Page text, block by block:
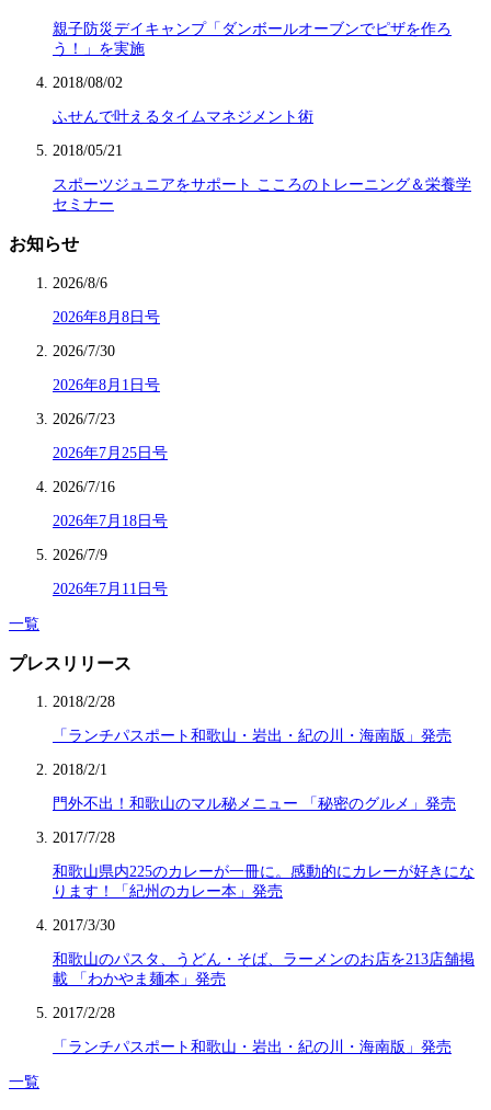
親子防災デイキャンプ「ダンボールオーブンでピザを作ろ
う！」を実施
2018/08/02
ふせんで叶えるタイムマネジメント術
2018/05/21
スポーツジュニアをサポート こころのトレーニング＆栄養学
セミナー
お知らせ
2026/8/6
2026年8月8日号
2026/7/30
2026年8月1日号
2026/7/23
2026年7月25日号
2026/7/16
2026年7月18日号
2026/7/9
2026年7月11日号
一覧
プレスリリース
2018/2/28
「ランチパスポート和歌山・岩出・紀の川・海南版」発売
2018/2/1
門外不出！和歌山のマル秘メニュー 「秘密のグルメ」発売
2017/7/28
和歌山県内225のカレーが一冊に。感動的にカレーが好きにな
ります！「紀州のカレー本」発売
2017/3/30
和歌山のパスタ、うどん・そば、ラーメンのお店を213店舗掲
載 「わかやま麺本」発売
2017/2/28
「ランチパスポート和歌山・岩出・紀の川・海南版」発売
一覧